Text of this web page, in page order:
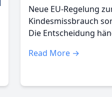
Neue EU-Regelung
Kindesmissbrauch
Die Entscheidung
Read More →